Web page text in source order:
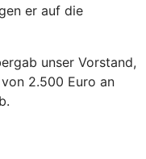
er auf die
unser Vorstand,
2.500 Euro an